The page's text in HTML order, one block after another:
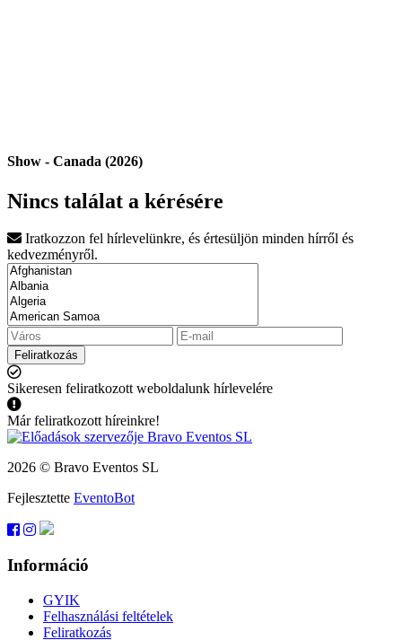
Show - Canada (2026)
Nincs találat a kérésére
Iratkozzon fel hírlevelünkre, és értesüljön minden hírről és
kedvezményről.
Feliratkozás
Sikeresen feliratkozott weboldalunk hírlevelére
Már feliratkozott híreinkre!
2026 © Bravo Eventos SL
Fejlesztette EventoBot
Információ
GYIK
Felhasználási feltételek
Feliratkozás